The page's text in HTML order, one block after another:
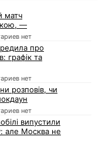
матч
—
нет
про
графік та
нет
розповів, чи
нет
випустили
але Москва не